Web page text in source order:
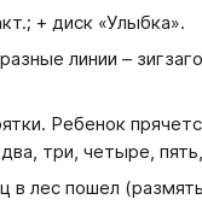
+ диск «Улыбка».
линии –
Ребенок
три, четыре,
в лес пошел